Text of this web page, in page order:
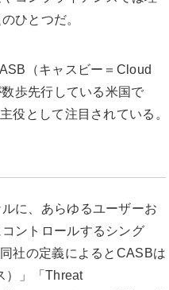
ひとつだ。
（キャスビー＝Cloud
歩先行している米国で
役として注目されている。
に、あらゆるユーザーお
ントロールするシング
社の定義によるとCASBは
）」「Threat